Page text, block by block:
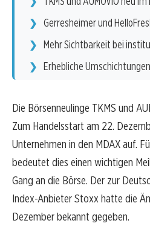
Gerresheimer und
Mehr Sichtbarkeit bei
Erhebliche
Die Börsenneulinge TKMS und
Zum Handelsstart am 22.
Unternehmen in den MDAX auf.
bedeutet dies einen wichtigen
Gang an die Börse. Der zur
Index-Anbieter Stoxx hatte die
Dezember bekannt gegeben.